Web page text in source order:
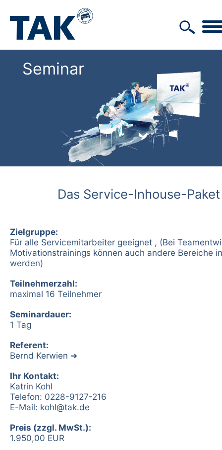
Seminar
Das Service-Inhouse-Paket
Zielgruppe:
Für alle Servicemitarbeiter geeignet , (Bei
Motivationstrainings können auch andere Bereiche
werden)
Teilnehmerzahl:
maximal 16 Teilnehmer
Seminardauer:
1 Tag
Referent:
Bernd Kerwien
Ihr Kontakt:
Katrin Kohl
Telefon: 0228-9127-216
E-Mail: kohl@tak.de
Preis (zzgl. MwSt.):
1.950,00 EUR